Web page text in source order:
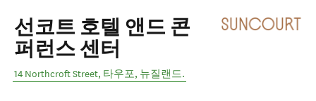
선코트 호텔 앤드 콘
퍼런스 센터
14 Northcroft Street, 타우포, 뉴질랜드.